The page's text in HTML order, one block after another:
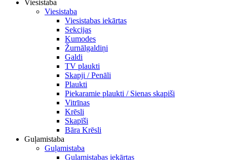
Viesistaba
Viesistaba
Viesistabas iekārtas
Sekcijas
Kumodes
Žurnālgaldiņi
Galdi
TV plaukti
Skapji / Penāli
Plaukti
Piekaramie plaukti / Sienas skapiši
Vitrīnas
Krēsli
Skapīši
Bāra Krēsli
Guļamistaba
Guļamistaba
Guļamistabas iekārtas